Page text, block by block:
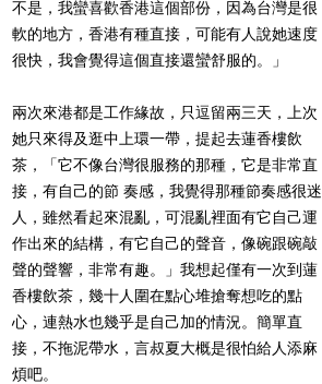
不是，我蠻喜歡香港這個部份，因為台灣是很
軟的地方，香港有種直接，可能有人說她速度
很快，我會覺得這個直接還蠻舒服的。」
兩次來港都是工作緣故，只逗留兩三天，上次
她只來得及逛中上環一帶，提起去蓮香樓飲
茶，「它不像台灣很服務的那種，它是非常直
接，有自己的節 奏感，我覺得那種節奏感很迷
人，雖然看起來混亂，可混亂裡面有它自己運
作出來的結構，有它自己的聲音，像碗跟碗敲
聲的聲響，非常有趣。」我想起僅有一次到蓮
香樓飲茶，幾十人圍在點心堆搶奪想吃的點
心，連熱水也幾乎是自己加的情況。簡單直
接，不拖泥帶水，言叔夏大概是很怕給人添麻
煩吧。